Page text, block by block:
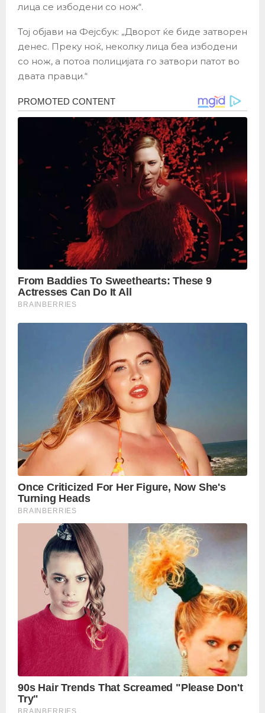
лица се избодени со нож“.
Тој објави на Фејсбук: „Дворот ќе биде затворен
денес. Преку ноќ, неколку лица беа избодени
со нож, а потоа полицијата го затвори патот во
двата правци.“